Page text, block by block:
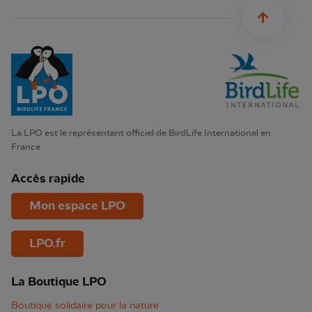
La LPO est le représentant officiel de BirdLife International en
France
Accès rapide
Mon espace LPO
LPO.fr
La Boutique LPO
Boutique solidaire pour la nature